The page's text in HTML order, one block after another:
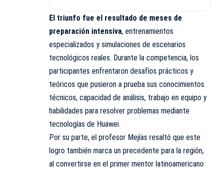
El triunfo fue el resultado de meses de
preparación intensiva, entrenamientos
especializados y simulaciones de escenarios
tecnológicos reales. Durante la competencia, los
participantes enfrentaron desafíos prácticos y
teóricos que pusieron a prueba sus conocimientos
técnicos, capacidad de análisis, trabajo en equipo y
habilidades para resolver problemas mediante
tecnologías de Huawei.
Por su parte, el profesor Mejías resaltó que este
logro también marca un precedente para la región,
al convertirse en el primer mentor latinoamericano